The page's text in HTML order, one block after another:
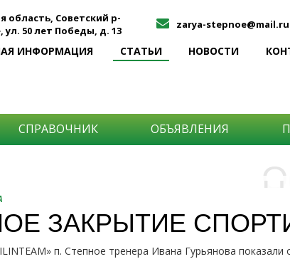
область, Советский р-
ул. 50 лет Победы, д. 13
zarya-stepnoe@mail.ru
ИНФОРМАЦИЯ СТАТЬИ НОВОСТИ
СПРАВОЧНИК ОБЪЯВЛЕНИЯ
-
ЗАКРЫТИЕ
п. Степное тренера Ивана Гурьянова показали